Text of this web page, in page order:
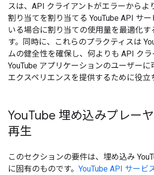
スは、API クライアントがエラーからよ
割り当てを割り当てる YouTube API サ
いる場合に割り当ての使用量を最適化す
す。同時に、これらのプラクティスは
ムの健全性を確保し、何よりも API クラ
YouTube アプリケーションのユーザー
エクスペリエンスを提供するために役立
YouTube 埋め込みプレー
再生
このセクションの要件は、埋め込み
に固有のものです。 YouTube API サービ